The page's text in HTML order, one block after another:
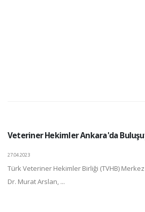
Veteriner Hekimler Ankara'da
27.04.2023
Türk Veteriner Hekimler Birliği (TVHB)
Dr. Murat Arslan, ...